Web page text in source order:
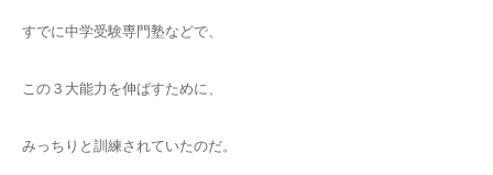
すでに中学受験専門塾などで、
この３大能力を伸ばすために、
みっちりと訓練されていたのだ。